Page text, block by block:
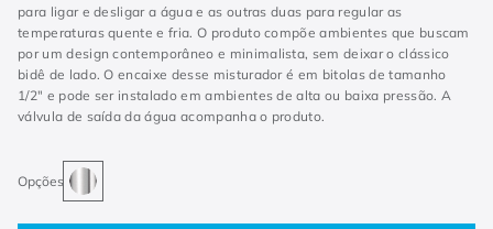
para ligar e desligar a água e as outras duas para regular as
temperaturas quente e fria. O produto compõe ambientes que buscam
por um design contemporâneo e minimalista, sem deixar o clássico
bidê de lado. O encaixe desse misturador é em bitolas de tamanho
1/2" e pode ser instalado em ambientes de alta ou baixa pressão. A
válvula de saída da água acompanha o produto.